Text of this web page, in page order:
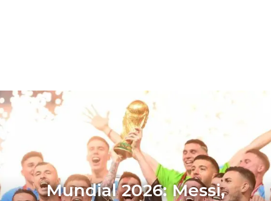
Mundial 2026: Messi,